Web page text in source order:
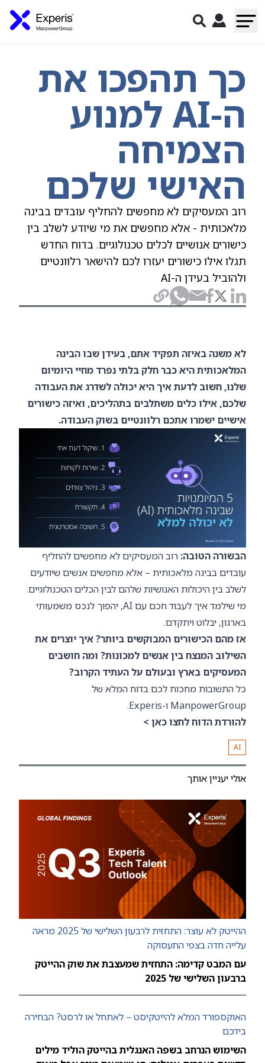
כך תהפכו את
ה-AI למנוע
הצמיחה
האישי שלכם
רוב המעסיקים לא מחפשים להחליף עובדים בבינה
מלאכותית - אלא מחפשים את מי שיודע לשלב בין
כישורים אנושיים לכלים טכנולוגיים. בדוח החדש
תגלו אילו כישורים יעזרו לכם להישאר רלוונטיים
ולהוביל בעידן ה-AI
לא משנה באיזה תפקיד אתם, בעידן שבו הבינה
המלאכותית היא כבר חלק בלתי נפרד מחיי היומיום
שלנו, חשוב לדעת איך היא יכולה לשדרג את העבודה
שלכם, אילו כלים משתלבים בתהליכים, ואיזה כישורים
אישיים ישמרו אתכם רלוונטיים בשוק העבודה.
הבשורה הטובה: רוב המעסיקים לא מחפשים להחליף
עובדים בבינה מלאכותית – אלא מחפשים אנשים שיודעים
לשלב בין היכולות האנושיות שלהם לבין הכלים הטכנולוגיים.
מי שילמד איך לעבוד חכם עם AI, יהפוך לנכס משמעותי
בארגון, יבלוט ויתקדם.
אז מהם הכישורים המבוקשים ביותר? איך יוצרים את
השילוב המנצח בין אנשים למכונות? ומה חושבים
המעסיקים בארץ ובעולם על העתיד הקרוב?
כל התשובות מחכות לכם בדוח המלא של
ManpowerGroup ו-Experis.
להורדת הדוח לחצו כאן >
AI
אולי יעניין אותך
ההייטק לא עוצר: התחזית לרבעון השלישי של 2025 מראה
עלייה חדה בצפי התעסוקה
עם המבט קדימה: התחזית שמעצבת את שוק ההייטק
ברבעון השלישי של 2025
האוקספורד המלא להייטקיסט – לאתחל או לרסט? הבחירה
בידכם
השימוש הנרחב בשפה האנגלית בהייטק הוליד מילים